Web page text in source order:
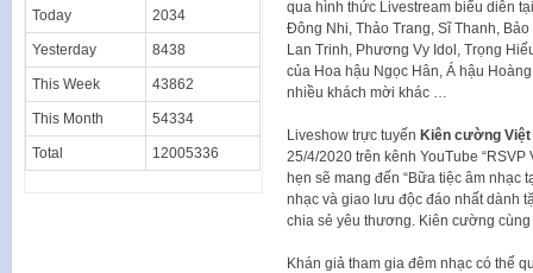
qua hình thức Livestream biểu diễn
Đông Nhi, Thảo Trang, Sĩ Thanh,
Lan Trinh, Phương Vy Idol, Trọng
của Hoa hậu Ngọc Hân, Á hậu
nhiều khách mời khác …
Liveshow trực tuyến Kiên cường
25/4/2020 trên kênh YouTube
hẹn sẽ mang đến “Bữa tiệc âm nhạc
nhạc và giao lưu độc đáo nhất dành
chia sẻ yêu thương. Kiên cường
Khán giả tham gia đêm nhạc có thể
Today 2034
Yesterday 8438
This Week 43862
This Month 54334
Total 12005336